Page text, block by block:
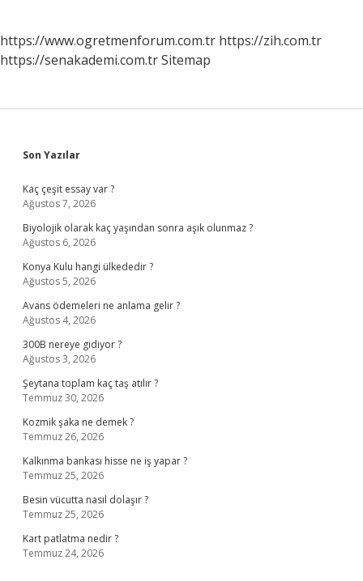
https://www.ogretmenforum.com.tr https://zih.com.tr
https://senakademi.com.trSitemap
Sidebar
Son Yazılar
Kaç çeşit essay var ?
Ağustos 7, 2026
Biyolojik olarak kaç yaşından sonra aşık olunmaz ?
Ağustos 6, 2026
Konya Kulu hangi ülkededir ?
Ağustos 5, 2026
Avans ödemeleri ne anlama gelir ?
Ağustos 4, 2026
300B nereye gidiyor ?
Ağustos 3, 2026
Şeytana toplam kaç taş atılır ?
Temmuz 30, 2026
Kozmik şaka ne demek ?
Temmuz 26, 2026
Kalkınma bankası hisse ne iş yapar ?
Temmuz 25, 2026
Besin vücutta nasıl dolaşır ?
Temmuz 25, 2026
Kart patlatma nedir ?
Temmuz 24, 2026